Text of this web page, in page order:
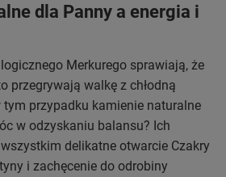
dla Panny a energia i
Merkurego sprawiają, że
przegrywają walkę z chłodną
przypadku kamienie naturalne
w odzyskaniu balansu? Ich
delikatne otwarcie Czakry
i zachęcenie do odrobiny